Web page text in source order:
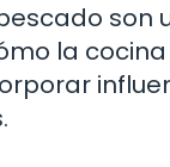
son
la